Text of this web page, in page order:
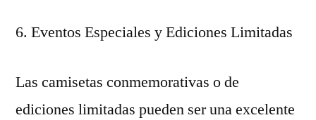
6. Eventos Especiales y Ediciones Limitadas
Las camisetas conmemorativas o de
ediciones limitadas pueden ser una excelente